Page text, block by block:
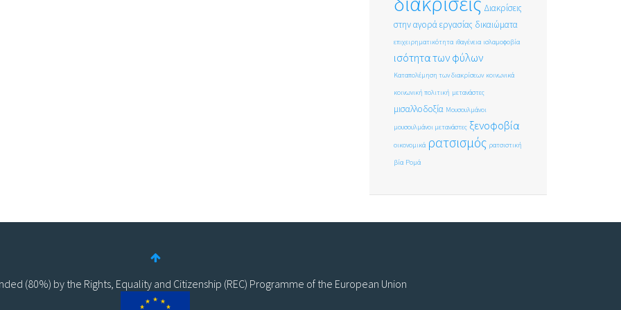
Διακρίσεις
στην αγορά εργασίας δικαιώματα
επιχειρηματικότητα ιθαγένεια ισλαμοφοβία
ισότητα των φύλων
Καταπολέμηση των διακρίσεων κοινωνικά
κοινωνική πολιτική μετανάστες
μισαλλοδοξία Μουσουλμάνοι
μουσουλμάνοι μετανάστες ξενοφοβία
οικονομικά ρατσισμός ρατσιστική
βία Ρομά
(80%) by the Rights, Equality and Citizenship (REC) Programme of the European Union